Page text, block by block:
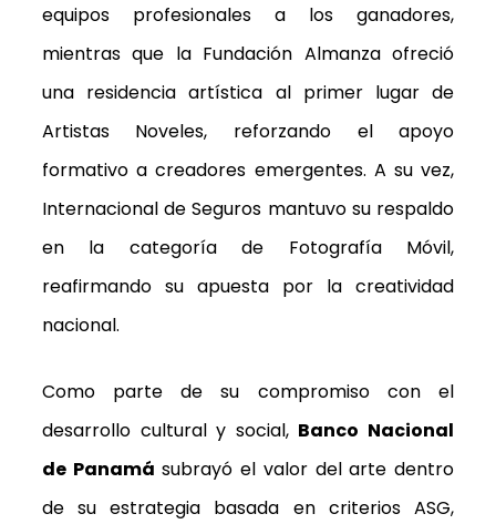
equipos profesionales a los ganadores,
mientras que la Fundación Almanza ofreció
una residencia artística al primer lugar de
Artistas Noveles, reforzando el apoyo
formativo a creadores emergentes. A su vez,
Internacional de Seguros mantuvo su respaldo
en la categoría de Fotografía Móvil,
reafirmando su apuesta por la creatividad
nacional.
Como parte de su compromiso con el
desarrollo cultural y social, Banco Nacional
de Panamá subrayó el valor del arte dentro
de su estrategia basada en criterios ASG,